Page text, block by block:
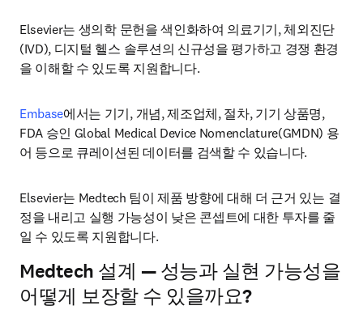
Elsevier는 생의학 문헌을 색인화하여 의료기기, 체외진단
(IVD), 디지털 헬스 솔루션의 신규성을 평가하고 경쟁 환경
을 이해할 수 있도록 지원합니다.
Embase에서는 기기, 개념, 제조업체, 절차, 기기 상품명,
FDA 승인 Global Medical Device Nomenclature(GMDN) 용
어 등으로 큐레이션된 데이터를 검색할 수 있습니다.
Elsevier는 Medtech 팀이 제품 방향에 대해 더 근거 있는 결
정을 내리고 실행 가능성이 낮은 콘셉트에 대한 투자를 줄
일 수 있도록 지원합니다.
Medtech 설계 — 성능과 실현 가능성을
어떻게 보장할 수 있을까요?